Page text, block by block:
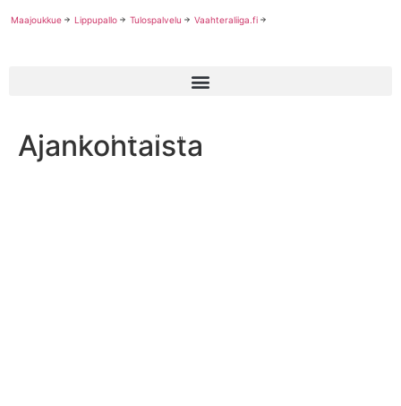
Maajoukkue Lippupallo Tulospalvelu Vaahteraliiga.fi
Ajankohtaista
NFL:n pudotuspelit: Riittääkö Texansin puolustuksen